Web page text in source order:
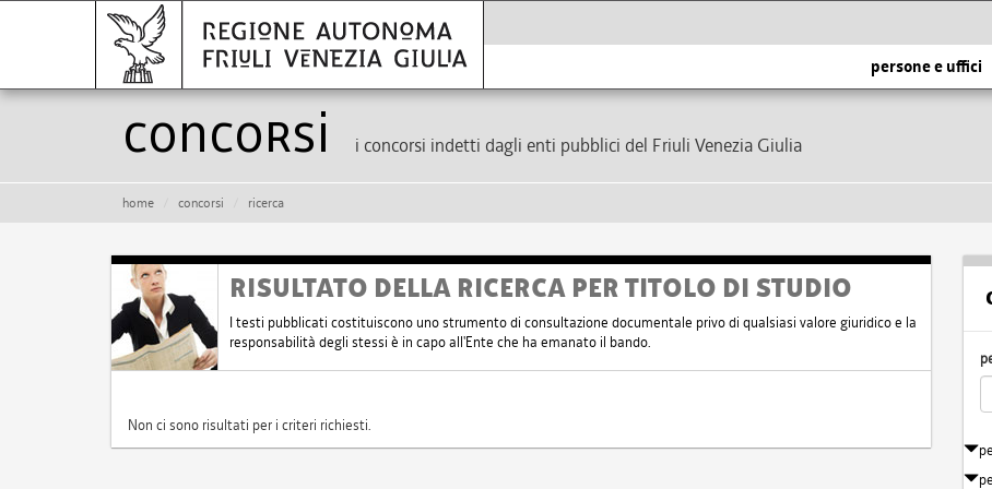
persone e uffici
Concorsi i concorsi indetti dagli enti pubblici del Friuli Venezia Giulia
home concorsi ricerca
RISULTATO DELLA RICERCA PER TITOLO DI STUDIO
I testi pubblicati costituiscono uno strumento di consultazione documentale privo di qualsiasi valore giuridico e la
responsabilità degli stessi è in capo all'Ente che ha emanato il bando.
Non ci sono risultati per i criteri richiesti.